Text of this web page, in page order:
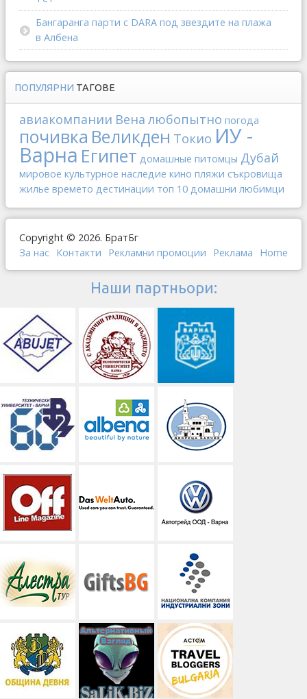
Бангаранга парти с DARA под звездите на плажа
в Албена
ПОПУЛЯРНИ ТАГОВЕ
авиакомпании Вена любопытно погода
почивка Великден Токио ИУ -
Варна Египет домашные питомцы Дубай
мировое культурное наследие кино пляжи съкровища
жилье времето дестинации топ 10 домашни любимци
Copyright © 2026. БратБг
За нас Контакти Рекламни промоции Реклама Home
Наши партньори: